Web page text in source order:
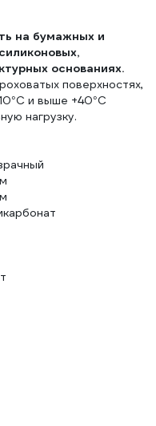
на бумажных и
основаниях.
поверхностях,
и выше +40°С
нагрузку.